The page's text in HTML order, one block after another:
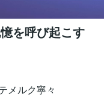
を呼び起こす
メルク寧々